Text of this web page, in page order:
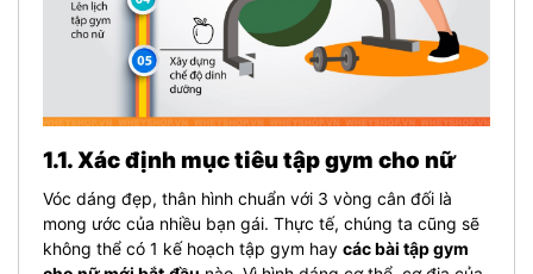
1.1. Xác định mục tiêu tập gym cho nữ
Vóc dáng đẹp, thân hình chuẩn với 3 vòng cân đối là
mong ước của nhiều bạn gái. Thực tế, chúng ta cũng sẽ
không thể có 1 kế hoạch tập gym hay các bài tập gym